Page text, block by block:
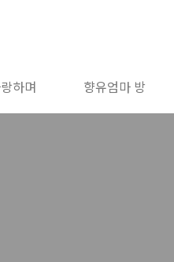
하며 향유엄마 방